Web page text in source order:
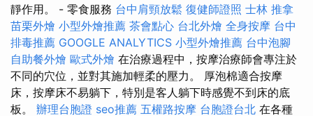
靜作用。 - 零食服務 台中肩頸放鬆 復健師證照 士林 推拿
苗栗外燴 小型外燴推薦 茶會點心 台北外燴 全身按摩 台中
排毒推薦 GOOGLE ANALYTICS 小型外燴推薦 台中泡腳
自助餐外燴 歐式外燴 在治療過程中，按摩治療師會專注於
不同的穴位，並對其施加輕柔的壓力。 厚泡棉適合按摩
床，按摩床不易躺下，特別是客人躺下時感覺不到床的底
板。 辦理台胞證 seo推薦 五權路按摩 台胞證台北 在各種